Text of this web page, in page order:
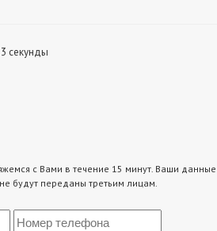
секунды
с Вами в течение 15 минут. Ваши данные
будут переданы третьим лицам.